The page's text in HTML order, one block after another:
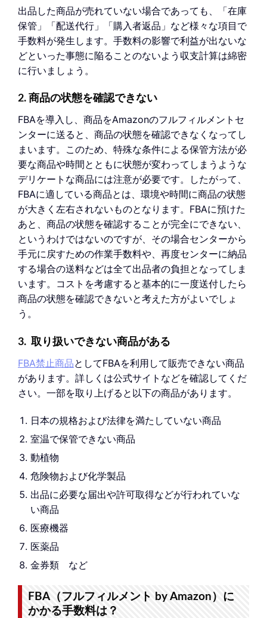
出品した商品が売れていない場合であっても、「在庫
保管」「配送代行」「購入者返品」など様々な項目で
手数料が発生します。手数料の影響で利益が出ないな
どといった事態に陥ることのないよう収支計算は綿密
に行いましょう。
2. 商品の状態を確認できない
FBAを導入し、商品をAmazonのフルフィルメントセ
ンターに送ると、商品の状態を確認できなくなってし
まいます。このため、特殊な条件による保管方法が必
要な商品や時間とともに状態が変わってしまうような
デリケートな商品には注意が必要です。したがって、
FBAに適している商品とは、環境や時間に商品の状態
が大きく左右されないものとなります。FBAに預けた
あと、商品の状態を確認することが完全にできない、
というわけではないのですが、その場合センターから
手元に戻すための作業手数料や、再度センターに納品
する場合の送料などは全て出品者の負担となってしま
います。コストを考慮すると基本的に一度送付したら
商品の状態を確認できないと考えた方がよいでしょ
う。
3. 取り扱いできない商品がある
FBA禁止商品としてFBAを利用して販売できない商品
があります。詳しくは公式サイトなどを確認してくだ
さい。一部を取り上げると以下の商品があります。
日本の規格および法律を満たしていない商品
室温で保管できない商品
動植物
危険物および化学製品
出品に必要な届出や許可取得などが行われていな
い商品
医療機器
医薬品
金券類 など
FBA（フルフィルメント by Amazon）に
かかる手数料は？